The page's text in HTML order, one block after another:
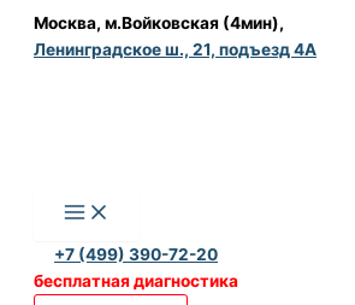
Перейти
Москва, м.Войковская (4мин),
Ленинградское ш., 21, подъезд 4А
+7 (499) 390-72-20
бесплатная диагностика